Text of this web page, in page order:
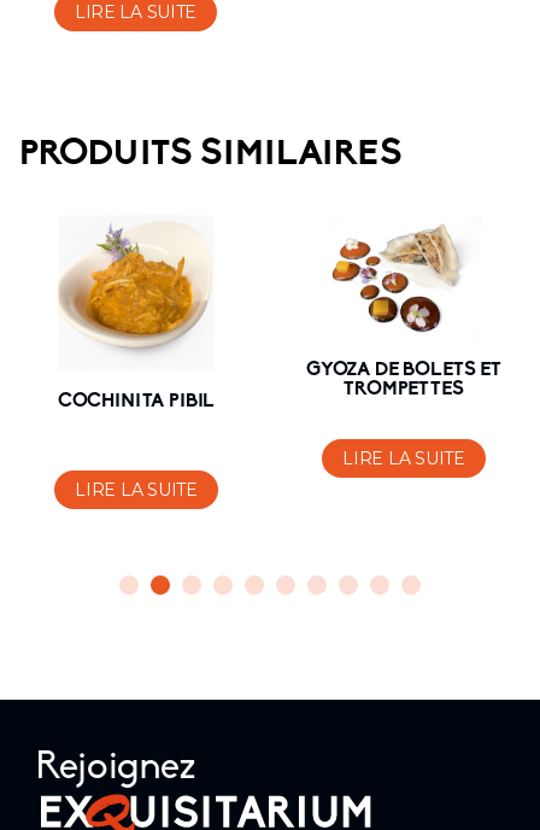
LIRE LA SUITE
PRODUITS SIMILAIRES
COCHINITA PIBIL
LIRE LA SUITE
GYOZA DE BOLETS ET
TROMPETTES
LIRE LA SUITE
Rejoignez